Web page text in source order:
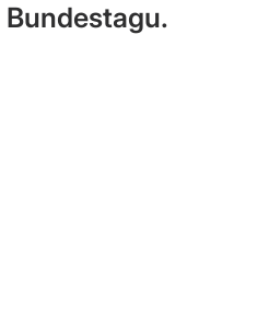
Bundestagu.